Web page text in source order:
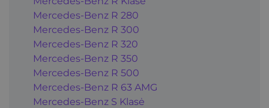
Mercedes-Benz R 280
Mercedes-Benz R 300
Mercedes-Benz R 320
Mercedes-Benz R 350
Mercedes-Benz R 500
Mercedes-Benz R 63 AMG
Mercedes-Benz S Klasė